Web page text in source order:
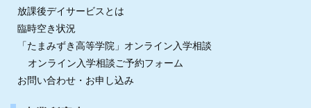
放課後デイサービスとは
臨時空き状況
「たまみずき高等学院」オンライン入学相談
オンライン入学相談ご予約フォーム
お問い合わせ・お申し込み